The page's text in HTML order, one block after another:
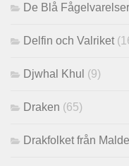
De Blå
Delfin och Valriket
Djwhal Khul (9)
Draken (65)
Drakfolket från